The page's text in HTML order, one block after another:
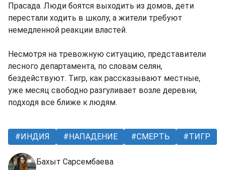
Прасада. Люди боятся выходить из домов, дети
перестали ходить в школу, а жители требуют
немедленной реакции властей.
Несмотря на тревожную ситуацию, представители
лесного департамента, по словам селян,
бездействуют. Тигр, как рассказывают местные,
уже месяц свободно разгуливает возле деревни,
подходя все ближе к людям.
ИНДИЯ НАПАДЕНИЕ СМЕРТЬ ТИГР
Бахыт Сарсембаева